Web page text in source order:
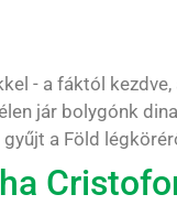
- a fáktól
jár bolygónk
a Föld